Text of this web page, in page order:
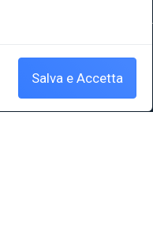
P.E.C.: ateneo@pec.units.it
Salva e Accetta